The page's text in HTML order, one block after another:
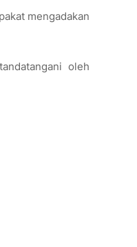
mengadakan
oleh